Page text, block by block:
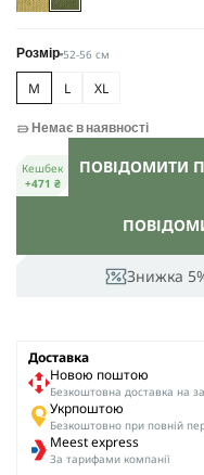
Розмір 52-56 см
M L XL
Знижка
Немає в наявності
Кешбек
+471 ₴
ПОВІДОМИТИ
Доставка
Новою поштою
Безкоштовна доставка на
Укрпоштою
Безкоштовно при повній
Meest express
За тарифами компанії